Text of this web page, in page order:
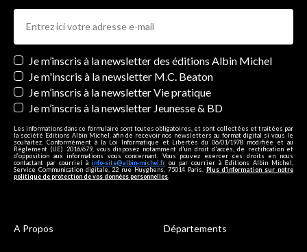
Newsletters
Je m’inscris à la newsletter des éditions Albin Michel
Je m'inscris à la newsletter M.C. Beaton
Je m’inscris à la newsletter Vie pratique
Je m’inscris à la newsletter Jeunesse & BD
Les informations dans ce formulaire sont toutes obligatoires, et sont collectées et traitées par
la société Editions Albin Michel, afin de recevoir nos newsletters au format digital si vous le
souhaitez. Conformément à la Loi Informatique et Libertés du 06/01/1978 modifiée et au
Règlement (UE) 2016/679, vous disposez notamment d'un droit d'accès, de rectification et
d’opposition aux informations vous concernant. Vous pouvez exercer ces droits en nous
contactant par courriel à info-site@albin-michel.fr ou par courrier à Editions Albin Michel,
Service Communication digitale, 22 rue Huyghens, 75014 Paris. Plus d’information sur notre
politique de protection de vos données personnelles
A Propos Départements